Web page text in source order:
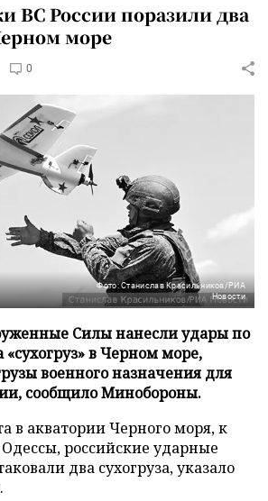
ВС России поразили два
море
0
Фото: Станислав Красильников/РИА
Новости
Силы нанесли удары по
в Черном море,
военного назначения для
сообщило Минобороны.
в акватории Черного моря, к
Одессы, российские ударные
два сухогруза, указало
.